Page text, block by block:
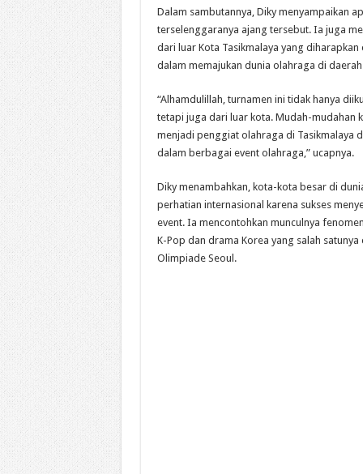
Dalam sambutannya, Diky menyampaikan
terselenggaranya ajang tersebut. Ia juga
dari luar Kota Tasikmalaya yang
dalam memajukan dunia olahraga di
“Alhamdulillah, turnamen ini tidak hanya
tetapi juga dari luar kota. Mudah-mudahan
menjadi penggiat olahraga di Tasikmalaya
dalam berbagai event olahraga,” ucapnya.
Diky menambahkan, kota-kota besar di
perhatian internasional karena sukses
event. Ia mencontohkan munculnya
K-Pop dan drama Korea yang salah
Olimpiade Seoul.